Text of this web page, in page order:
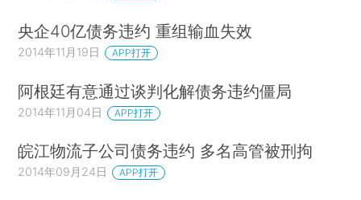
央企40亿债务违约 重组输血失效
2014年11月19日 APP打开
阿根廷有意通过谈判化解债务违约僵局
2014年11月04日 APP打开
皖江物流子公司债务违约 多名高管被刑拘
2014年09月24日 APP打开